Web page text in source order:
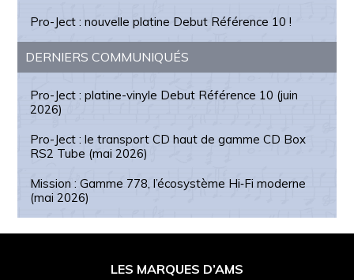
Pro-Ject : nouvelle platine Debut Référence 10 !
DERNIERS COMMUNIQUÉS
Pro-Ject : platine-vinyle Debut Référence 10 (juin
2026)
Pro-Ject : le transport CD haut de gamme CD Box
RS2 Tube (mai 2026)
Mission : Gamme 778, l’écosystème Hi‑Fi moderne
(mai 2026)
LES MARQUES D’AMS